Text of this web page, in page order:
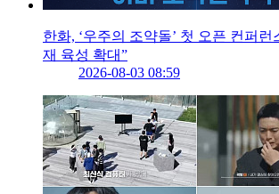
한화, ‘우주의 조약돌’ 첫 오픈 컨퍼
재 육성 확대”
2026-08-03 08:59